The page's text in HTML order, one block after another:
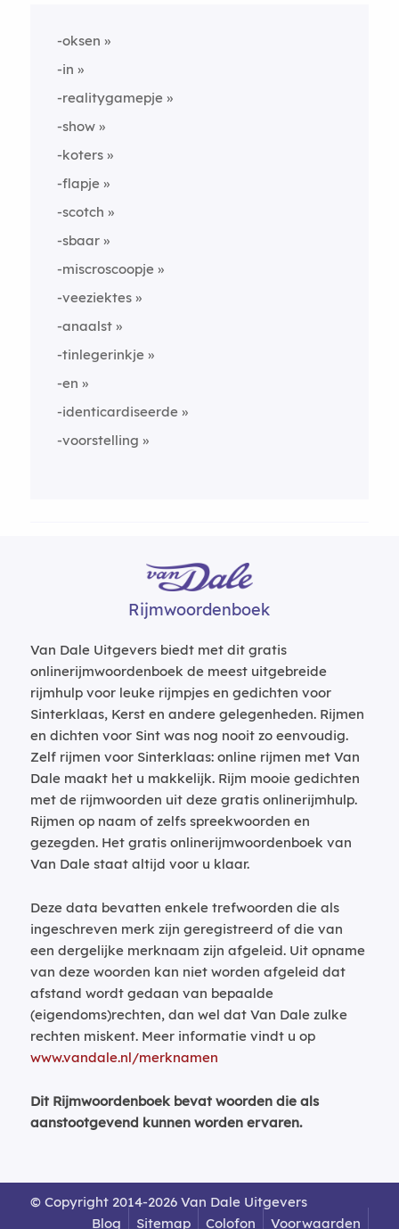
-oksen
-in
-realitygamepje
-show
-koters
-flapje
-scotch
-sbaar
-miscroscoopje
-veeziektes
-anaalst
-tinlegerinkje
-en
-identicardiseerde
-voorstelling
Rijmwoordenboek
Van Dale Uitgevers biedt met dit gratis
onlinerijmwoordenboek de meest uitgebreide
rijmhulp voor leuke rijmpjes en gedichten voor
Sinterklaas, Kerst en andere gelegenheden. Rijmen
en dichten voor Sint was nog nooit zo eenvoudig.
Zelf rijmen voor Sinterklaas: online rijmen met Van
Dale maakt het u makkelijk. Rijm mooie gedichten
met de rijmwoorden uit deze gratis onlinerijmhulp.
Rijmen op naam of zelfs spreekwoorden en
gezegden. Het gratis onlinerijmwoordenboek van
Van Dale staat altijd voor u klaar.
Deze data bevatten enkele trefwoorden die als
ingeschreven merk zijn geregistreerd of die van
een dergelijke merknaam zijn afgeleid. Uit opname
van deze woorden kan niet worden afgeleid dat
afstand wordt gedaan van bepaalde
(eigendoms)rechten, dan wel dat Van Dale zulke
rechten miskent. Meer informatie vindt u op
www.vandale.nl/merknamen
Dit Rijmwoordenboek bevat woorden die als
aanstootgevend kunnen worden ervaren.
© Copyright 2014-2026 Van Dale Uitgevers
Blog
Sitemap Colofon Voorwaarden